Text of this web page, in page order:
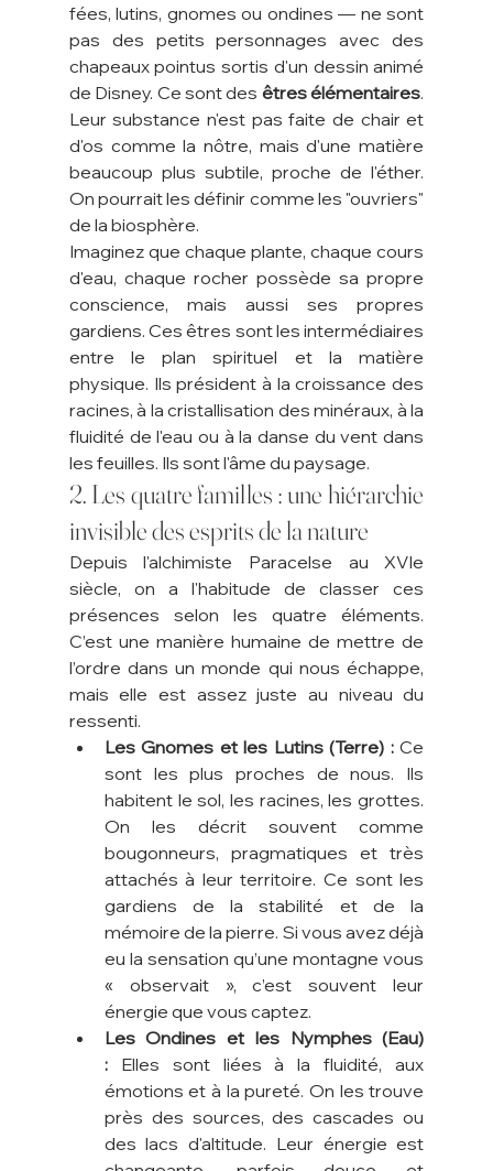
fées, lutins, gnomes ou ondines — ne sont
pas des petits personnages avec des
chapeaux pointus sortis d'un dessin animé
de Disney. Ce sont des êtres élémentaires.
Leur substance n'est pas faite de chair et
d'os comme la nôtre, mais d'une matière
beaucoup plus subtile, proche de l'éther.
On pourrait les définir comme les "ouvriers"
de la biosphère.
Imaginez que chaque plante, chaque cours
d'eau, chaque rocher possède sa propre
conscience, mais aussi ses propres
gardiens. Ces êtres sont les intermédiaires
entre le plan spirituel et la matière
physique. Ils président à la croissance des
racines, à la cristallisation des minéraux, à la
fluidité de l'eau ou à la danse du vent dans
les feuilles. Ils sont l'âme du paysage.
2. Les quatre familles : une hiérarchie
invisible des esprits de la nature
Depuis l'alchimiste Paracelse au XVIe
siècle, on a l'habitude de classer ces
présences selon les quatre éléments.
C’est une manière humaine de mettre de
l’ordre dans un monde qui nous échappe,
mais elle est assez juste au niveau du
ressenti.
Les Gnomes et les Lutins (Terre) : Ce
sont les plus proches de nous. Ils
habitent le sol, les racines, les grottes.
On les décrit souvent comme
bougonneurs, pragmatiques et très
attachés à leur territoire. Ce sont les
gardiens de la stabilité et de la
mémoire de la pierre. Si vous avez déjà
eu la sensation qu’une montagne vous
« observait », c’est souvent leur
énergie que vous captez.
Les Ondines et les Nymphes (Eau)
: Elles sont liées à la fluidité, aux
émotions et à la pureté. On les trouve
près des sources, des cascades ou
des lacs d'altitude. Leur énergie est